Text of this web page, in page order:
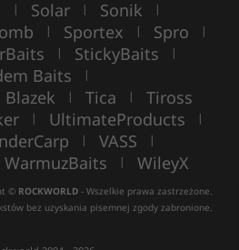
| Solar | Sonik |
| Sportex | Spro |
| StickyBaits |
Baits |
Blazek | Tica | Tiross
| UltimateProducts |
| VASS |
WarmuzBaits | WileyX
© ROCKWORLD - Wszelkie prawa zastrzeżone.
bez uzyskania pisemnej zgody zabronione.